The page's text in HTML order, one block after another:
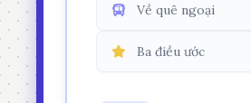
Về quê ngoại
Ba điều ước